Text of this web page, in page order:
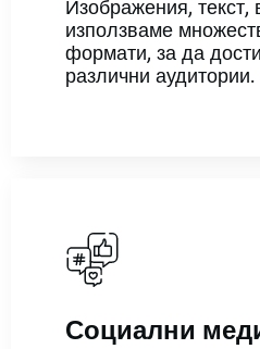
Изображения, текст,
използваме
формати, за да
различни аудитории.
Социални